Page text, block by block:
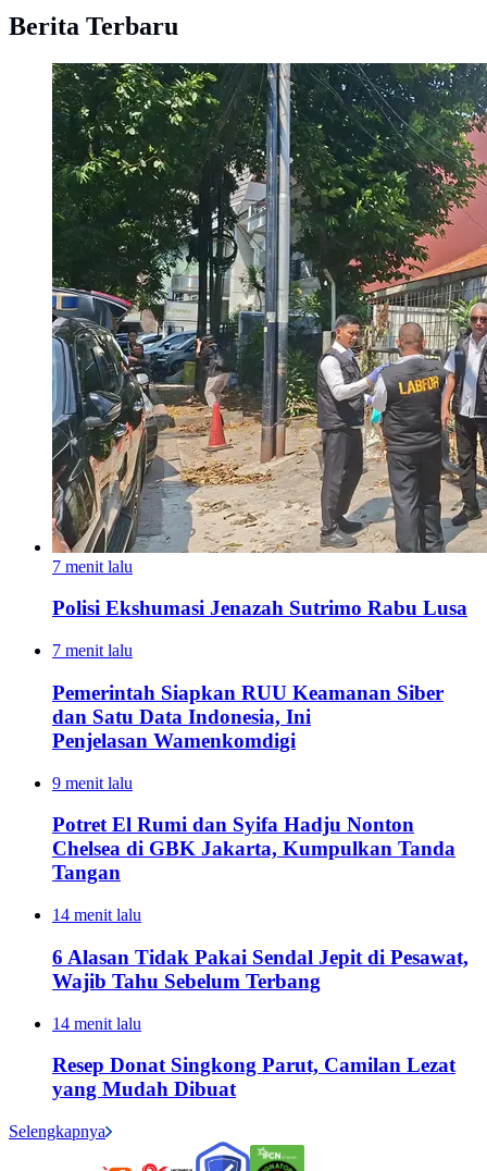
Berita Terbaru
7 menit lalu
Polisi Ekshumasi Jenazah Sutrimo Rabu Lusa
7 menit lalu
Pemerintah Siapkan RUU Keamanan Siber
dan Satu Data Indonesia, Ini
Penjelasan Wamenkomdigi
9 menit lalu
Potret El Rumi dan Syifa Hadju Nonton
Chelsea di GBK Jakarta, Kumpulkan Tanda
Tangan
14 menit lalu
6 Alasan Tidak Pakai Sendal Jepit di Pesawat,
Wajib Tahu Sebelum Terbang
14 menit lalu
Resep Donat Singkong Parut, Camilan Lezat
yang Mudah Dibuat
Selengkapnya